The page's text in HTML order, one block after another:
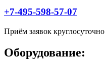
+7-495-598-57-07
Приём заявок круглосуточно
Оборудование: